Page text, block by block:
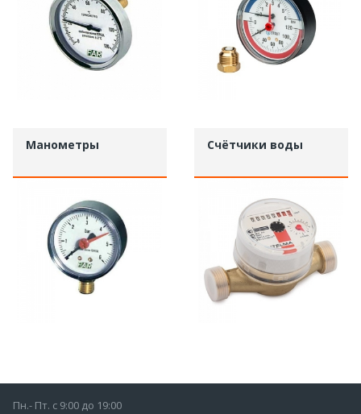
Манометры Счётчики воды
Пн.- Пт. с 9:00 до 19:00